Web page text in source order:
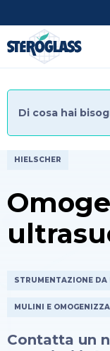
al
contenuto
principale
HIELSCHER
STRUMENTAZIONE DA
MULINI E
Contatta un